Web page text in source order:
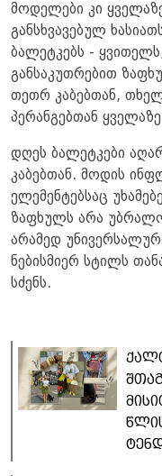
მოდელები კი
განსხვავებულ
ბალეტკებს -
განსაკუთრებით
თეთრ კაბებთან,
პერანგებთან
დღეს ბალეტკები
კაბებთან. მოდის
ელემენტებსაც
ზაფხულს არა
არამედ
ნებისმიერ სტილს
სძენს.